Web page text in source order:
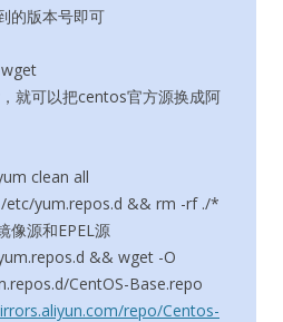
的版本号即可
就可以把centos官方源换成阿
clean all
/etc/yum.repos.d && rm -rf ./*
像源和EPEL源
&& wget -O
CentOS-Base.repo
repo/Centos-